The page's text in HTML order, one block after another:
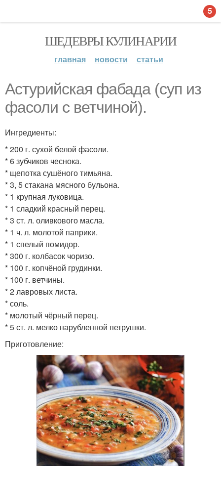
ШЕДЕВРЫ КУЛИНАРИИ
главная новости статьи
Астурийская фабада (суп из
фасоли с ветчиной).
Ингредиенты:
* 200 г. сухой белой фасоли.
* 6 зубчиков чеснока.
* щепотка сушёного тимьяна.
* 3, 5 стакана мясного бульона.
* 1 крупная луковица.
* 1 сладкий красный перец.
* 3 ст. л. оливкового масла.
* 1 ч. л. молотой паприки.
* 1 спелый помидор.
* 300 г. колбасок чоризо.
* 100 г. копчёной грудинки.
* 100 г. ветчины.
* 2 лавровых листа.
* соль.
* молотый чёрный перец.
* 5 ст. л. мелко нарубленной петрушки.
Приготовление:
5